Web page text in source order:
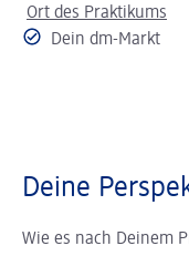
Ort des Praktikums
Dein dm-Markt
Deine
Wie es nach Deinem